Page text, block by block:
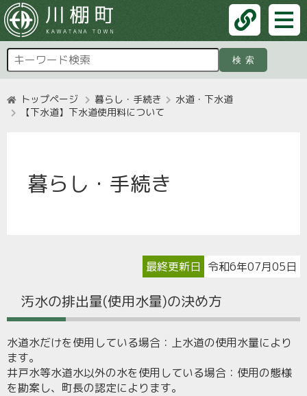
検索
トップページ 暮らし・手続き
水道・下水道
【下水道】下水道使用料について
暮らし・手続き
最終更新日 令和6年07月05日
汚水の排出量(使用水量)の決め方
水道水だけを使用している場合：上水道の使用水量により
ます。
井戸水等水道水以外の水を使用している場合：使用の態様
を勘案し、町長の認定によります。